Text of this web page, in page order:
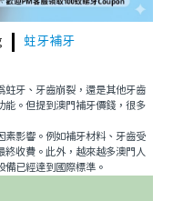
蛀牙補牙
蛀牙、牙齒崩裂，還是其他牙齒
能。但提到澳門補牙價錢，很多
素影響。例如補牙材料、牙齒受
終收費。此外，越來越多澳門人
已經達到國際標準。